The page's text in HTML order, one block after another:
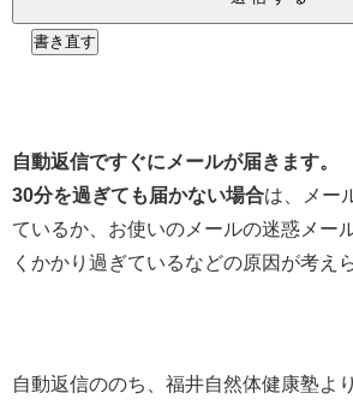
自動返信ですぐにメールが届きます。
30分を過ぎても届かない場合は、メー
ているか、お使いのメールの迷惑メー
くかかり過ぎているなどの原因が考え
自動返信ののち、福井自然体健康塾よ